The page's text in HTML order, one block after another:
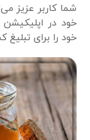
شما کاربر عزیز
خود در اپلیکیشن
خود را برای